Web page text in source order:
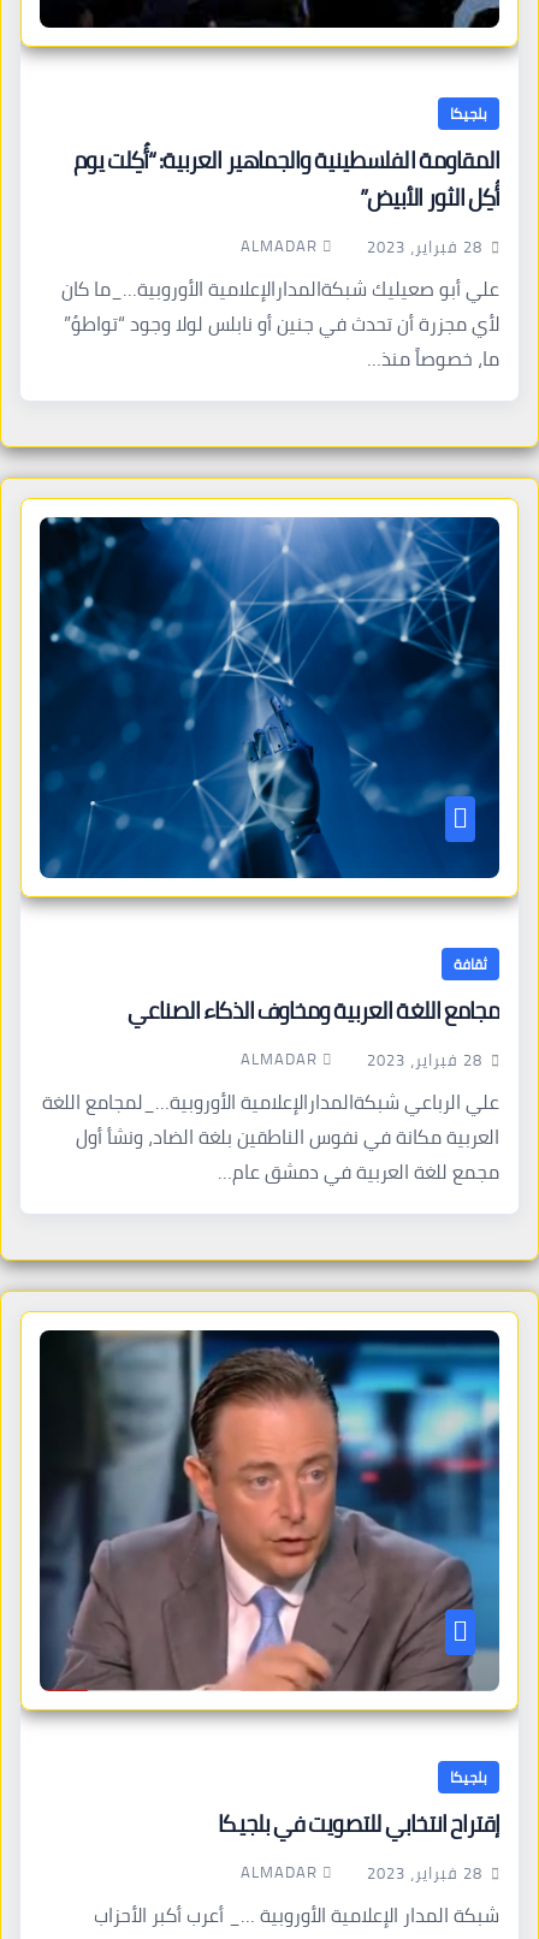
بلجيكا
المقاومة الفلسطينية والجماهير العربية: “أُكِلت يوم
أُكِل الثور الأبيض”
28 فبراير، 2023 ALMADAR
علي أبو صعيليك شبكةالمدارالإعلامية الأوروبية…_ما كان
لأي مجزرة أن تحدث في جنين أو نابلس لولا وجود “تواطؤ”
ما، خصوصاً منذ…
ثقافة
مجامع اللغة العربية ومخاوف الذكاء الصناعي
28 فبراير، 2023 ALMADAR
علي الرباعي شبكةالمدارالإعلامية الأوروبية…_لمجامع اللغة
العربية مكانة في نفوس الناطقين بلغة الضاد، ونشأ أول
مجمع للغة العربية في دمشق عام…
بلجيكا
إقتراح انتخابي للتصويت في بلجيكا
28 فبراير، 2023 ALMADAR
شبكة المدار الإعلامية الأوروبية …_ أعرب أكبر الأحزاب